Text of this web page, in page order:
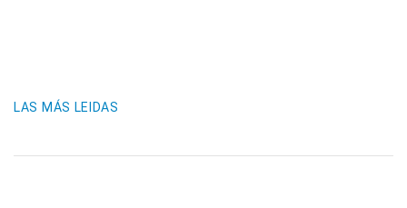
LAS MÁS LEIDAS